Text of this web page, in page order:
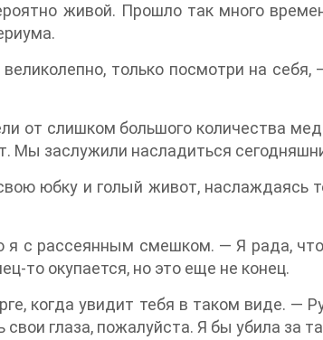
живой. Прошло так много
только посмотри на
от слишком большого количества
Мы заслужили насладиться
юбку и голый живот, наслаждаясь
с рассеянным смешком. — Я рада,
то окупается, но это еще не конец.
когда увидит тебя в таком виде. —
свои глаза, пожалуйста. Я бы убила за